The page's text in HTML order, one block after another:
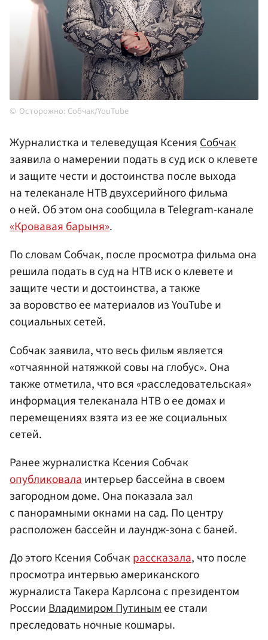
Осторожно: Собчак/YouTube
Журналистка и телеведущая КсенияСобчак
заявила о намерении подать в суд иск о клевете
и защите чести и достоинства после выхода
на телеканале НТВ двухсерийного фильма
о ней. Об этом она сообщила в Telegram-канале
«Кровавая барыня».
По словам Собчак, после просмотра фильма она
решила подать в суд на НТВ иск о клевете и
защите чести и достоинства, а также
за воровство ее материалов из YouTube и
социальных сетей.
Собчак заявила, что весь фильм является
«отчаянной натяжкой совы на глобус». Она
также отметила, что вся «расследовательская»
информация телеканала НТВ о ее домах и
перемещениях взята из ее же социальных
сетей.
Ранее журналистка Ксения Собчак
опубликовалаинтерьер бассейна в своем
загородном доме. Она показала зал
с панорамными окнами на сад. По центру
расположен бассейн и лаундж-зона с баней.
До этого Ксения Собчак рассказала, что после
просмотра интервью американского
журналиста Такера Карлсона с президентом
РоссииВладимиром Путинымее стали
преследовать ночные кошмары.